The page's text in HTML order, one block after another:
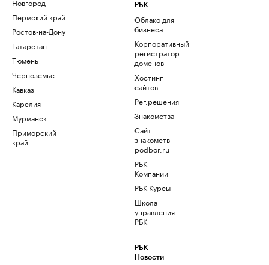
Пермский край
Ростов-на-Дону
Татарстан
Тюмень
Черноземье
Кавказ
Карелия
Мурманск
Приморский
край
РБК
Облако для
бизнеса
Корпоративный
регистратор
доменов
Хостинг
сайтов
Рег.решения
Знакомства
Сайт
знакомств
podbor.ru
РБК
Компании
РБК Курсы
Школа
управления
РБК
РБК
Новости